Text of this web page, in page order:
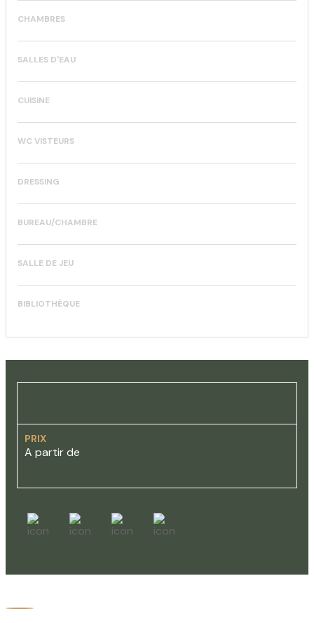
CHAMBRES
SALLES D'EAU
CUISINE
WC VISTEURS
DRESSING
BUREAU/CHAMBRE
SALLE DE JEU
BIBLIOTHÈQUE
PRIX
A partir de